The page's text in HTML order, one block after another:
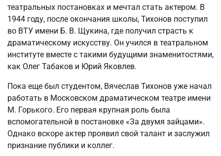
театральных постановках и мечтал стать актером. В
1944 году, после окончания школы, Тихонов поступил
во ВТУ имени Б. В. Щукина, где получил страсть к
драматическому искусству. Он учился в театральном
институте вместе с такими будущими знаменитостями,
как Олег Табаков и Юрий Яковлев.
Пока еще был студентом, Вячеслав Тихонов уже начал
работать в Московском драматическом театре имени
М. Горького. Его первая крупная роль была
вспомогательной в постановке «За двумя зайцами».
Однако вскоре актер проявил свой талант и заслужил
признание публики и коллег.